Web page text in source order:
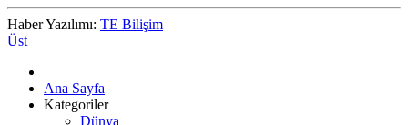
Haber Yazılımı: TE Bilişim
Üst
Ana Sayfa
Kategoriler
Dünya